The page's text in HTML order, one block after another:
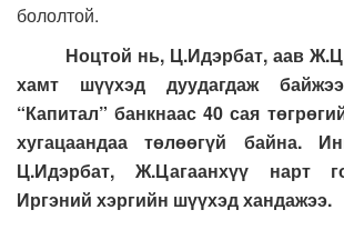
бололтой.
Ноцтой нь, Ц.Идэрбат, аав
хамт шүүхэд дуудагдаж
“Капитал” банкнаас 40 сая
хугацаандаа төлөөгүй байна.
Ц.Идэрбат, Ж.Цагаанхүү нарт
Иргэний хэргийн шүүхэд хандажээ.